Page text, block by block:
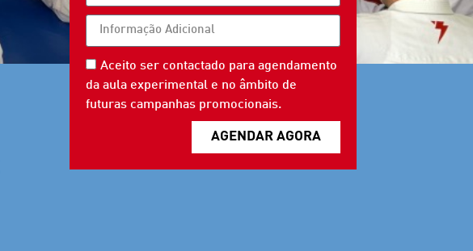
Aceito ser contactado para agendamento
da aula experimental e no âmbito de
futuras campanhas promocionais.
AGENDAR AGORA